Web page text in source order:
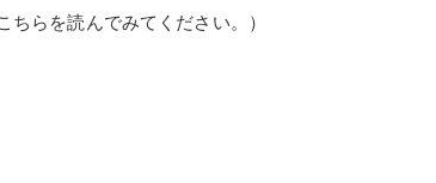
ちらを読んでみてください。）